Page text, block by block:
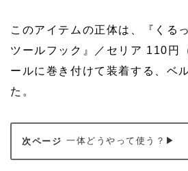
このアイテムの正体は、『くる
ツールフック』／セリア 110円
ールに巻き付けて装着する、ベ
た。
一体どうやって使う？▶